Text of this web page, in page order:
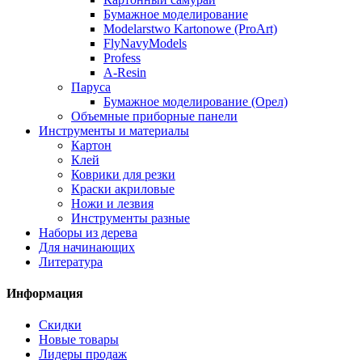
Бумажное моделирование
Modelarstwo Kartonowe (ProArt)
FlyNavyModels
Profess
A-Resin
Паруса
Бумажное моделирование (Орел)
Объемные приборные панели
Инструменты и материалы
Картон
Клей
Коврики для резки
Краски акриловые
Ножи и лезвия
Инструменты разные
Наборы из дерева
Для начинающих
Литература
Информация
Скидки
Новые товары
Лидеры продаж